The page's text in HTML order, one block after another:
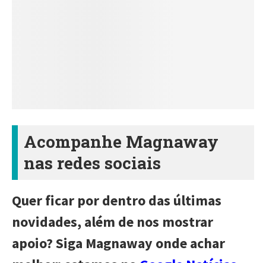
Acompanhe Magnaway
nas redes sociais
Quer ficar por dentro das últimas
novidades, além de nos mostrar
apoio? Siga Magnaway onde achar